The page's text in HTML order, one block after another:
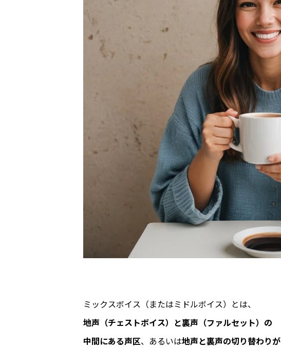
ミックスボイス（またはミドルボイス）とは、
地声（チェストボイス）と裏声（ファルセット）の
中間にある声区、あるいは地声と裏声の切り替わりが